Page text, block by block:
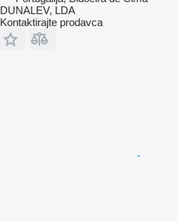
DUNALEV, LDA
Kontaktirajte prodavca